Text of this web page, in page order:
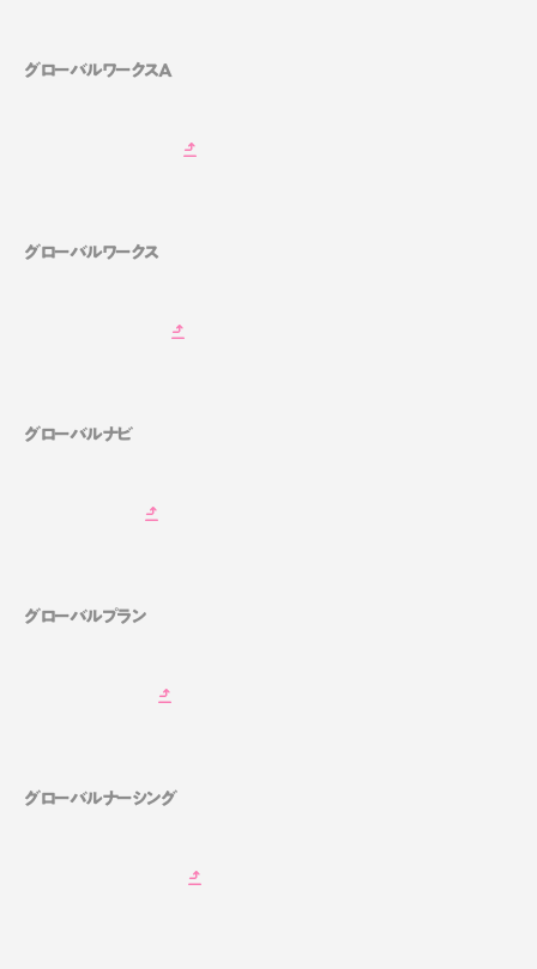
グローバルワークスA
グローバルワークス
グローバルナビ
グローバルプラン
グローバルナーシング